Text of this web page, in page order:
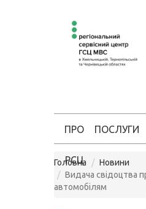
ПРО
РСЦ
ПОСЛУГИ
Головна
Новини
Видача свідоцтва
автомобілям